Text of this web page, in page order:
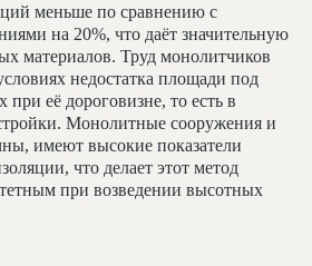
меньше по сравнению с
на 20%, что даёт значительную
материалов. Труд монолитчиков
недостатка площади под
при её дороговизне, то есть в
Монолитные сооружения и
имеют высокие показатели
что делает этот метод
при возведении высотных